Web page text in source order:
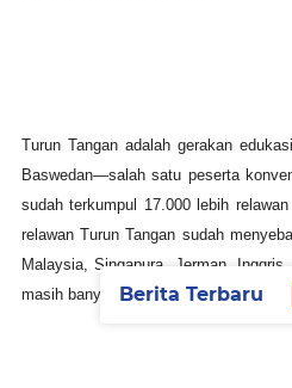
Turun Tangan adalah gerakan
Baswedan—salah satu peserta
sudah terkumpul 17.000 lebih
relawan Turun Tangan sudah
Malaysia, Singapura, Jerman,
masih banyak negara lain yang dihuni
Berita Terbaru